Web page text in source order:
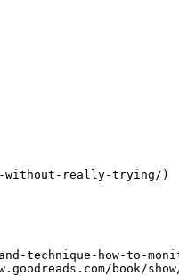
without-really-trying/)
technique-how-to-
book/